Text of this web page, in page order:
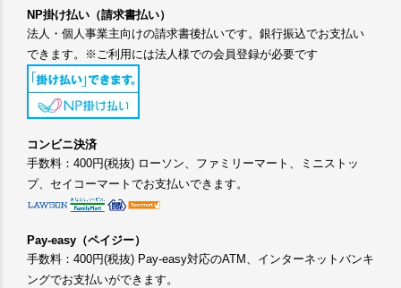
NP掛け払い（請求書払い）
法人・個人事業主向けの請求書後払いです。銀行振込でお支払い
できます。※ご利用には法人様での会員登録が必要です
コンビニ決済
手数料：400円(税抜) ローソン、ファミリーマート、ミニストッ
プ、セイコーマートでお支払いできます。
Pay-easy（ペイジー）
手数料：400円(税抜) Pay-easy対応のATM、インターネットバンキ
ングでお支払いができます。